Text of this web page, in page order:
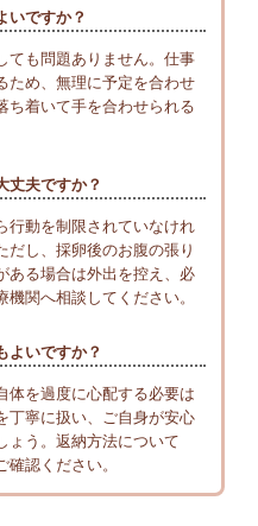
いですか？
ても問題ありません。仕事
ため、無理に予定を合わせ
ち着いて手を合わせられる
丈夫ですか？
行動を制限されていなけれ
だし、採卵後のお腹の張り
ある場合は外出を控え、必
関へ相談してください。
よいですか？
体を過度に心配する必要は
丁寧に扱い、ご自身が安心
ょう。返納方法について
認ください。